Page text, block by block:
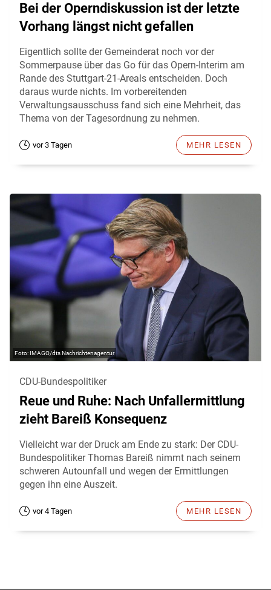
Bei der Operndiskussion ist der letzte
Vorhang längst nicht gefallen
Eigentlich sollte der Gemeinderat noch vor der
Sommerpause über das Go für das Opern-Interim am
Rande des Stuttgart-21-Areals entscheiden. Doch
daraus wurde nichts. Im vorbereitenden
Verwaltungsausschuss fand sich eine Mehrheit, das
Thema von der Tagesordnung zu nehmen.
vor 3 Tagen MEHR LESEN
IMAGO/dts Nachrichtenagentur
CDU-Bundespolitiker
Reue und Ruhe: Nach Unfallermittlung
zieht Bareiß Konsequenz
Vielleicht war der Druck am Ende zu stark: Der CDU-
Bundespolitiker Thomas Bareiß nimmt nach seinem
schweren Autounfall und wegen der Ermittlungen
gegen ihn eine Auszeit.
vor 4 Tagen MEHR LESEN